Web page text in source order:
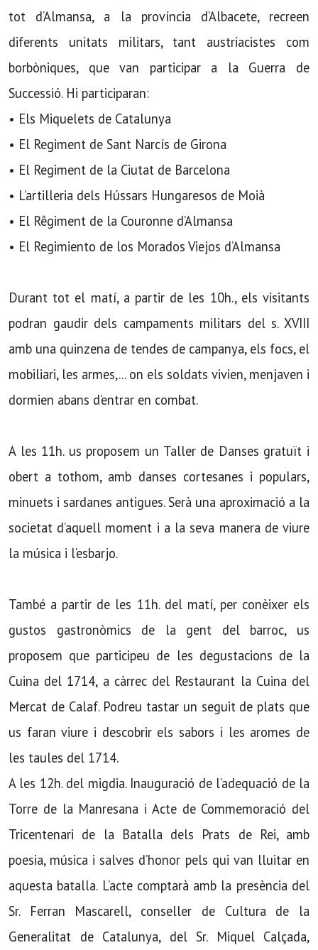
tot d’Almansa, a la província d’Albacete, recreen
diferents unitats militars, tant austriacistes com
borbòniques, que van participar a la Guerra de
Successió. Hi participaran:
• Els Miquelets de Catalunya
• El Regiment de Sant Narcís de Girona
• El Regiment de la Ciutat de Barcelona
• L’artilleria dels Hússars Hungaresos de Moià
• El Rêgiment de la Couronne d’Almansa
• El Regimiento de los Morados Viejos d’Almansa
Durant tot el matí, a partir de les 10h., els visitants
podran gaudir dels campaments militars del s. XVIII
amb una quinzena de tendes de campanya, els focs, el
mobiliari, les armes,... on els soldats vivien, menjaven i
dormien abans d’entrar en combat.
A les 11h. us proposem un Taller de Danses gratuït i
obert a tothom, amb danses cortesanes i populars,
minuets i sardanes antigues. Serà una aproximació a la
societat d’aquell moment i a la seva manera de viure
la música i l’esbarjo.
També a partir de les 11h. del matí, per conèixer els
gustos gastronòmics de la gent del barroc, us
proposem que participeu de les degustacions de la
Cuina del 1714, a càrrec del Restaurant la Cuina del
Mercat de Calaf. Podreu tastar un seguit de plats que
us faran viure i descobrir els sabors i les aromes de
les taules del 1714.
A les 12h. del migdia. Inauguració de l’adequació de la
Torre de la Manresana i Acte de Commemoració del
Tricentenari de la Batalla dels Prats de Rei, amb
poesia, música i salves d’honor pels qui van lluitar en
aquesta batalla. L’acte comptarà amb la presència del
Sr. Ferran Mascarell, conseller de Cultura de la
Generalitat de Catalunya, del Sr. Miquel Calçada,